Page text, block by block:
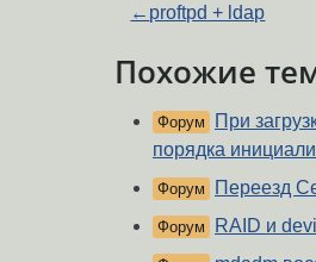
← proftpd + ldap
Похожие
Форум
При
порядка
Форум Переезд
Форум RAID и